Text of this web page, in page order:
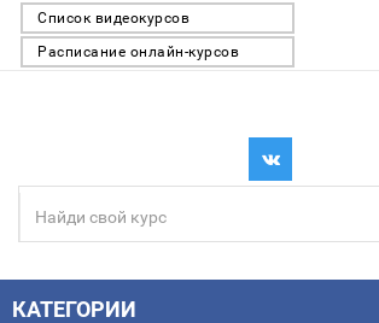
Список видеокурсов
Расписание онлайн-курсов
КАТЕГОРИИ